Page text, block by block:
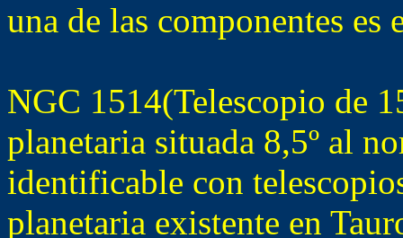
una de las componentes es
NGC 1514(Telescopio de
planetaria situada 8,5º al
identificable con
planetaria existente en